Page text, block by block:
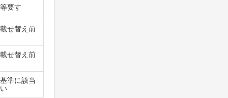
要す
せ替え前
せ替え前
準に該当